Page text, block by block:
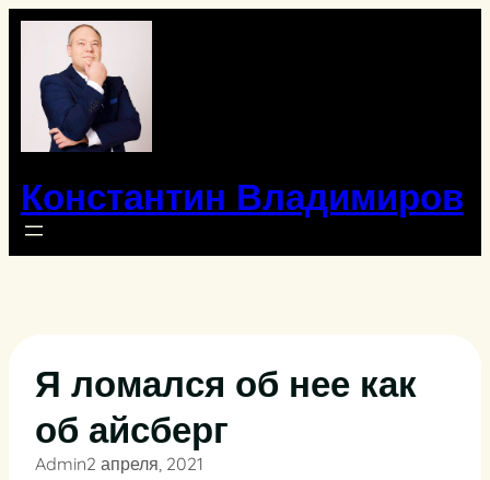
Перейти
содержимому
Константин Владимиров
Я ломался об нее как
об айсберг
Admin2 апреля, 2021